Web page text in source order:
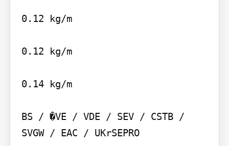
0.12 kg/m
0.12 kg/m
0.14 kg/m
BS / �VE / VDE / SEV / CSTB /
SVGW / EAC / UKrSEPRO